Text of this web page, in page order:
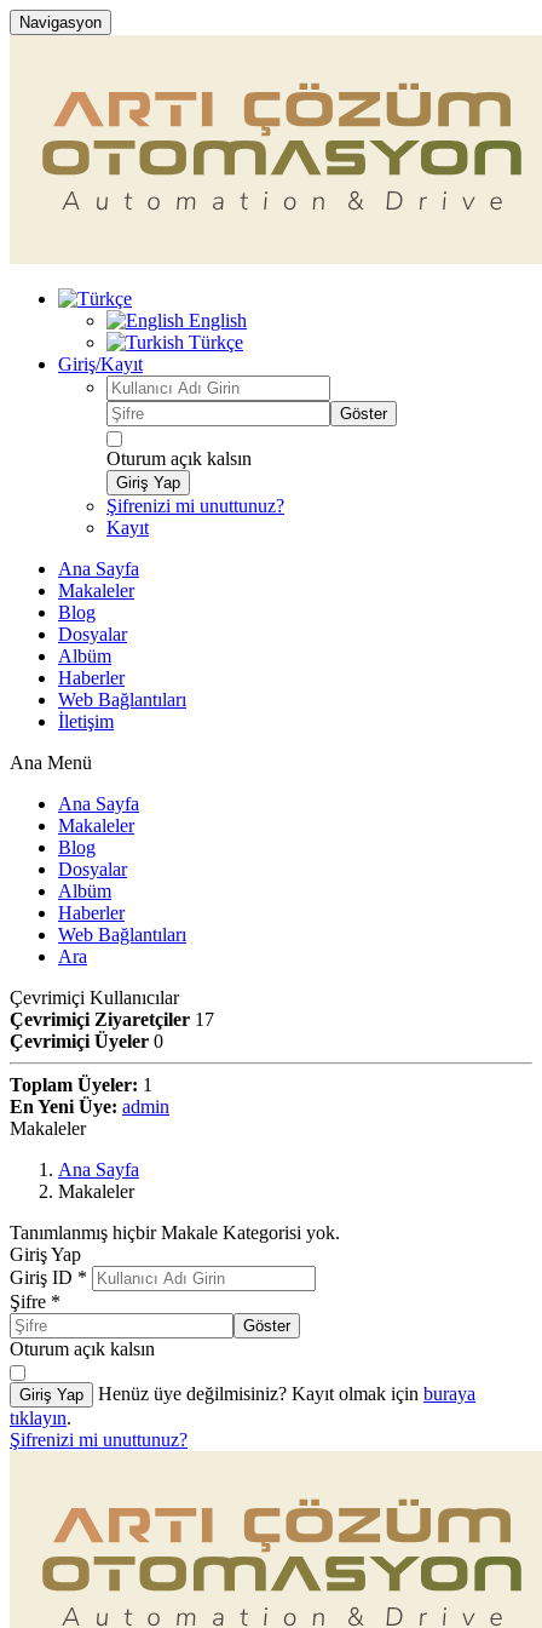
Navigasyon
English
Türkçe
Giriş/Kayıt
Göster
Oturum açık kalsın
Giriş Yap
Şifrenizi mi unuttunuz?
Kayıt
Ana Sayfa
Makaleler
Blog
Dosyalar
Albüm
Haberler
Web Bağlantıları
İletişim
Ana Menü
Ana Sayfa
Makaleler
Blog
Dosyalar
Albüm
Haberler
Web Bağlantıları
Ara
Çevrimiçi Kullanıcılar
Çevrimiçi Ziyaretçiler 17
Çevrimiçi Üyeler 0
Toplam Üyeler: 1
En Yeni Üye: admin
Makaleler
Ana Sayfa
Makaleler
Tanımlanmış hiçbir Makale Kategorisi yok.
Giriş Yap
Giriş ID *
Şifre *
Göster
Oturum açık kalsın
Giriş Yap Henüz üye değilmisiniz? Kayıt olmak için buraya
tıklayın.
Şifrenizi mi unuttunuz?